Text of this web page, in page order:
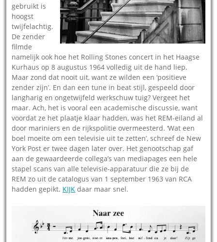
gebruikt is
hoogst
twijfelachtig.
De zender
filmde
namelijk ook hoe het Rolling Stones concert in het Haagse
Kurhaus op 8 augustus 1964 volledig uit de hand liep.
Maar zond dat nooit uit, want ze wilden een ‘positieve
zender zijn’. En dan een tune in beat stijl, gespeeld door
langharig en ongetwijfeld werkschuw tuig? Vergeet het
maar. Ach, het is vooral een academische discussie, want
voordat ze het plaatje klaar hadden, was het REM-eiland al
door mariniers en de rijkspolitie overmeesterd. ‘Wat een
boel moeite om een televisie uit te zetten’, schreef de New
York Post er twee dagen later over. Het genootschap gaf
aan de gewaardeerde collega’s van mediapages een hele
stapel scans van alle televisie-apparatuur die ze bij de
REM zo uit de catalogus van 1 september 1963 van RCA
hadden gepikt. KIJK daar maar snel.